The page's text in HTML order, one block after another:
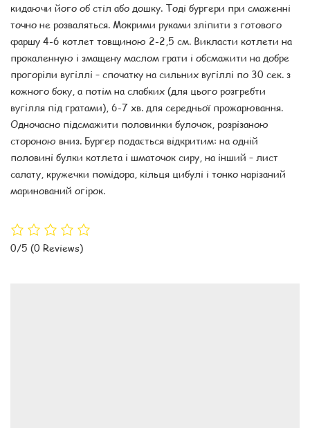
кидаючи його об стіл або дошку. Тоді бургери при смаженні
точно не розваляться. Мокрими руками зліпити з готового
фаршу 4-6 котлет товщиною 2-2,5 см. Викласти котлети на
прокаленную і змащену маслом грати і обсмажити на добре
прогоріли вугіллі – спочатку на сильних вугіллі по 30 сек. з
кожного боку, а потім на слабких (для цього розгребти
вугілля під гратами), 6-7 хв. для середньої прожарювання.
Одночасно підсмажити половинки булочок, розрізаною
стороною вниз. Бургер подається відкритим: на одній
половині булки котлета і шматочок сиру, на інший – лист
салату, кружечки помідора, кільця цибулі і тонко нарізаний
маринований огірок.
0/5 (0 Reviews)